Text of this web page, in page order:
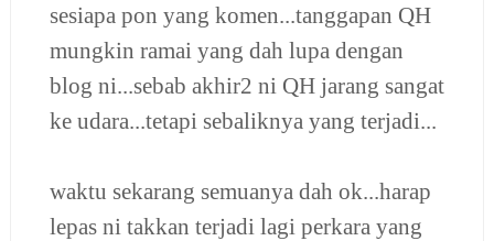
sesiapa pon yang komen...tanggapan QH
mungkin ramai yang dah lupa dengan
blog ni...sebab akhir2 ni QH jarang sangat
ke udara...tetapi sebaliknya yang terjadi...
waktu sekarang semuanya dah ok...harap
lepas ni takkan terjadi lagi perkara yang